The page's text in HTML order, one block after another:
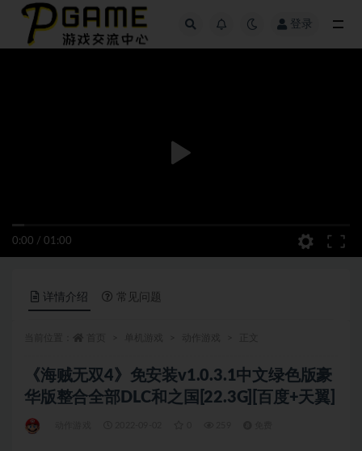
登录
0:00 / 01:00
详情介绍 常见问题
《海贼无双4》免安装v1.0.3.1中文绿色版豪
华版整合全部DLC和之国[22.3G][百度+天翼]
全部